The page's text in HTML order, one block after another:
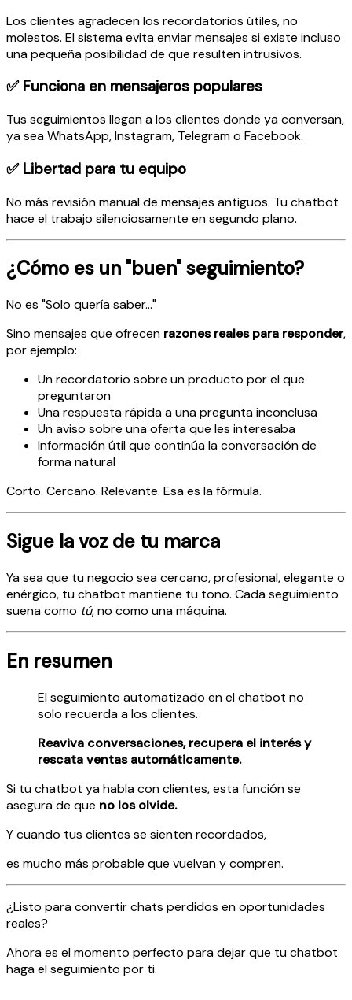
Los clientes agradecen los recordatorios útiles, no
molestos. El sistema evita enviar mensajes si existe incluso
una pequeña posibilidad de que resulten intrusivos.
✅ Funciona en mensajeros populares
Tus seguimientos llegan a los clientes donde ya conversan,
ya sea WhatsApp, Instagram, Telegram o Facebook.
✅ Libertad para tu equipo
No más revisión manual de mensajes antiguos. Tu chatbot
hace el trabajo silenciosamente en segundo plano.
¿Cómo es un "buen" seguimiento?
No es "Solo quería saber..."
Sino mensajes que ofrecen razones reales para responder,
por ejemplo:
Un recordatorio sobre un producto por el que
preguntaron
Una respuesta rápida a una pregunta inconclusa
Un aviso sobre una oferta que les interesaba
Información útil que continúa la conversación de
forma natural
Corto. Cercano. Relevante. Esa es la fórmula.
Sigue la voz de tu marca
Ya sea que tu negocio sea cercano, profesional, elegante o
enérgico, tu chatbot mantiene tu tono. Cada seguimiento
suena como tú, no como una máquina.
En resumen
El seguimiento automatizado en el chatbot no
solo recuerda a los clientes.
Reaviva conversaciones, recupera el interés y
rescata ventas automáticamente.
Si tu chatbot ya habla con clientes, esta función se
asegura de que no los olvide.
Y cuando tus clientes se sienten recordados,
es mucho más probable que vuelvan y compren.
¿Listo para convertir chats perdidos en oportunidades
reales?
Ahora es el momento perfecto para dejar que tu chatbot
haga el seguimiento por ti.